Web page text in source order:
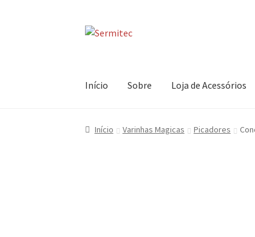
Ir
Saltar
Início Sobre Loja de Acessórios
Início Varinhas Magicas Picadores